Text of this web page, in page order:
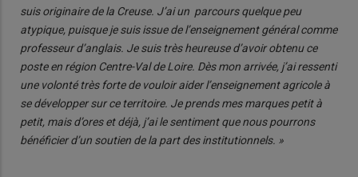
suis originaire de la Creuse. J’ai un parcours quelque peu
atypique, puisque je suis issue de l’enseignement général comme
professeur d’anglais. Je suis très heureuse d’avoir obtenu ce
poste en région Centre-Val de Loire. Dès mon arrivée, j’ai ressenti
une volonté très forte de vouloir aider l’enseignement agricole à
se développer sur ce territoire. Je prends mes marques petit à
petit, mais d’ores et déjà, j’ai le sentiment que nous pourrons
bénéficier d’un soutien de la part des institutionnels. »